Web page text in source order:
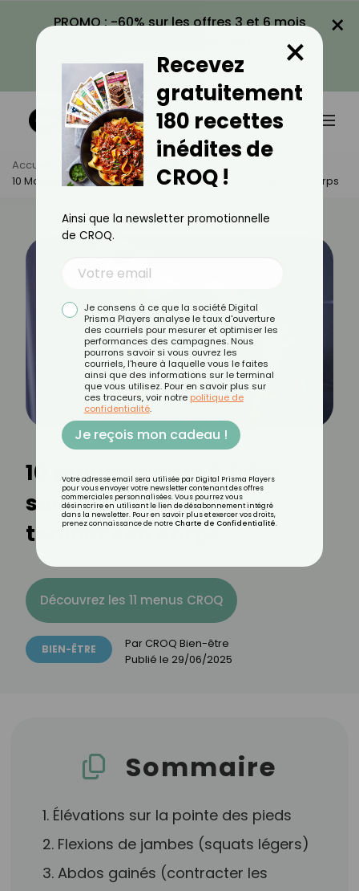
PROMO : -60% sur les offres 3 et 6 mois
VOIR LA PROMO
×
Accueil Actus
Bien-Être
10 Mouvements À Faire Sous La Douche Pour Tonifier Son Corps
10 mouvements à faire
sous la douche pour
tonifier son corps
Découvrez les 11 menus CROQ
BIEN-ÊTRE Par CROQ Bien-être
Publié le 29/06/2025
Sommaire
1. Élévations sur la pointe des pieds
2. Flexions de jambes (squats légers)
3. Abdos gainés (contracter les
Recevez
gratuitement
180 recettes
inédites de
CROQ !
×
Ainsi que la newsletter promotionnelle
de CROQ.
Je consens à ce que la société Digital
Prisma Players analyse le taux d'ouverture
des courriels pour mesurer et optimiser les
performances des campagnes. Nous
pourrons savoir si vous ouvrez les
courriels, l'heure à laquelle vous le faites
ainsi que des informations sur le terminal
que vous utilisez. Pour en savoir plus sur
ces traceurs, voir notre politique de
confidentialité.
Je reçois mon cadeau !
Votre adresse email sera utilisée par Digital Prisma Players
pour vous envoyer votre newsletter contenant des offres
commerciales personnalisées. Vous pourrez vous
désinscrire en utilisant le lien de désabonnement intégré
dans la newsletter. Pour en savoir plus et exercer vos droits,
prenez connaissance de notre Charte de Confidentialité.